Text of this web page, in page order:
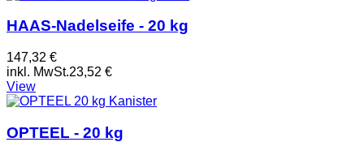
HAAS-Nadelseife - 20 kg
147,32 €
inkl. MwSt.23,52 €
View
OPTEEL - 20 kg